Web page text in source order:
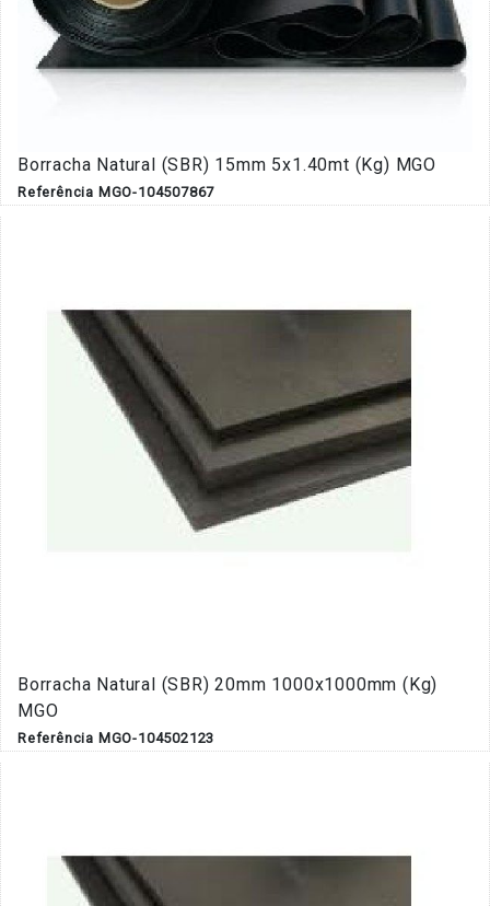
Borracha Natural (SBR) 15mm 5x1.40mt (Kg) MGO
Referência MGO-104507867
Borracha Natural (SBR) 20mm 1000x1000mm (Kg)
MGO
Referência MGO-104502123